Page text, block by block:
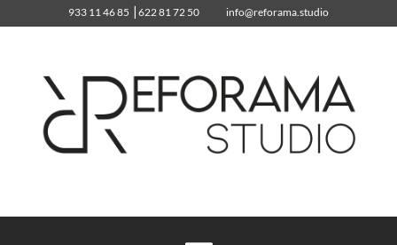
933 11 46 85 622 81 72 50 info@reforama.studio